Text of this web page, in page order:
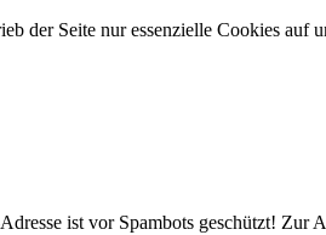
ist vor Spambots geschützt! Zur
der Seite nur essenzielle Cookies auf